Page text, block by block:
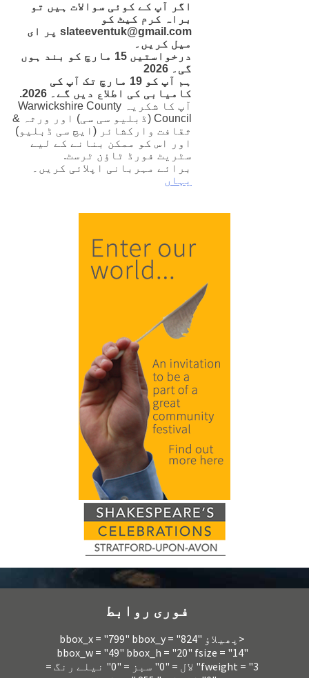
اگر آپ کے کوئی سوالات ہیں تو
براہ کرم کیٹ کو
slateeventuk@gmail.com پر ای
میل کریں۔
درخواستیں 15 مارچ کو بند ہوں
گی۔ 2026
ہم آپ کو 19 مارچ تک آپ کی
کامیابی کی اطلاع دیں گے۔ 2026.
آپ کا شکریہ Warwickshire County
Council (ڈبلیو سی سی) اور ورثہ &
ثقافت وارکشائر (ایچ سی ڈبلیو)
اور اس کو ممکن بنانے کے لیے
سٹریٹ فورڈ ٹاؤن ٹرسٹ.
برائے مہربانی اپلائی کریں۔
یہاں
فوری روابط
<پھیلاؤ bbox_x = "799" bbox_y = "824"
bbox_w = "49" bbox_h = "20" fsize = "14"
fweight = "3" لال = "0" سبز = "0" نیلے رنگ =